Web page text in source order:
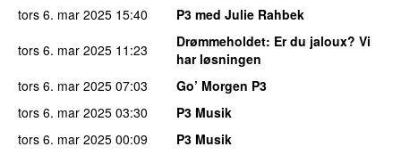
tors 6. mar 2025 15:40
P3 med Julie Rahbek
tors 6. mar 2025 11:23 Drømmeholdet: Er du jaloux? Vi
har løsningen
tors 6. mar 2025 07:03
Go’ Morgen P3
tors 6. mar 2025 03:30
P3 Musik
tors 6. mar 2025 00:09 P3 Musik